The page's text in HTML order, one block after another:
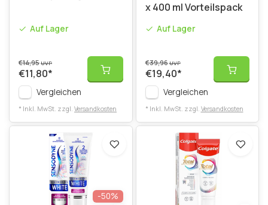
Auf Lager
€14,95UVP
€11,80*
Vergleichen
* Inkl. MwSt. zzgl. Versandkosten
x 400 ml Vorteilspack
Auf Lager
€39,96UVP
€19,40*
Vergleichen
* Inkl. MwSt. zzgl. Versandkosten
-50%